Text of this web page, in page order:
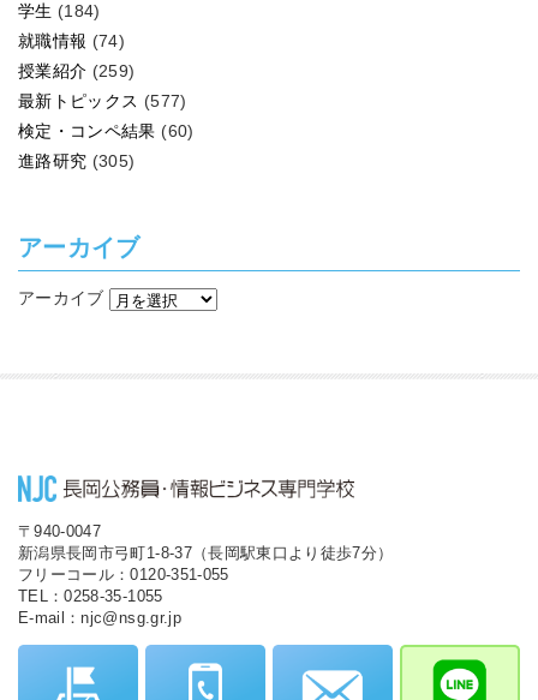
学生 (184)
就職情報 (74)
授業紹介 (259)
最新トピックス (577)
検定・コンペ結果 (60)
進路研究 (305)
アーカイブ
アーカイブ
〒940-0047
新潟県長岡市弓町1-8-37（長岡駅東口より徒歩7分）
フリーコール：0120-351-055
TEL：0258-35-1055
E-mail：njc@nsg.gr.jp